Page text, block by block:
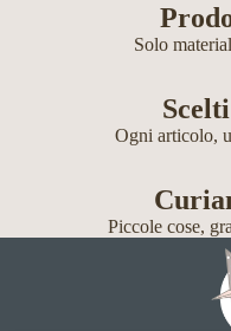
Solo
Ogni articolo,
Piccole cose,